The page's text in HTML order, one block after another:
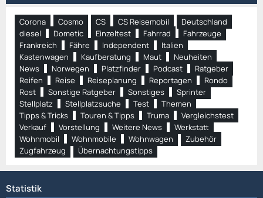
Corona Cosmo CS CS Reisemobil
Deutschland
diesel
Dometic Einzeltest Fahrrad
Fahrzeuge
Frankreich
Fähre Independent
Italien
Kastenwagen
Kaufberatung Maut
Neuheiten
News
Norwegen Platzfinder Podcast
Ratgeber
Reifen
Reise Reiseplanung Reportagen
Rondo
Rost
Sonstige Ratgeber Sonstiges
Sprinter
Stellplatz
Stellplatzsuche Test
Themen
Tipps & Tricks
Touren & Tipps Truma
Vergleichstest
Verkauf
Vorstellung Weitere News
Werkstatt
Wohnmobil
Wohnmobile Wohnwagen
Zubehör
Zugfahrzeug
Übernachtungstipps
Statistik